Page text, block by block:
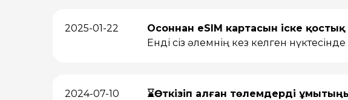
2025-01-22
Осоннан eSIM картасын іске қостық
Енді сіз әлемнің кез келген
2024-07-10
⌛️Өткізіп алған төлемдерді